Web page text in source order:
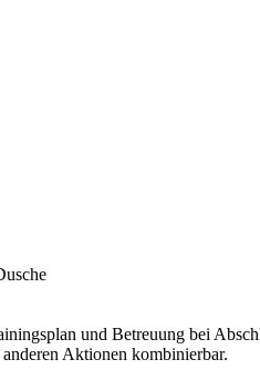
und Betreuung bei
Aktionen kombinierbar.